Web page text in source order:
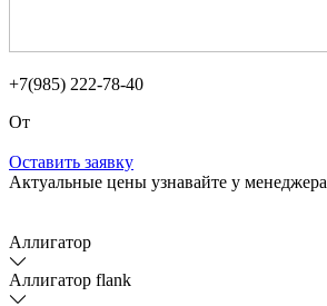
+7(985) 222-78-40
От
Оставить заявку
Актуальные цены узнавайте у менеджера
Аллигатор
Аллигатор flank